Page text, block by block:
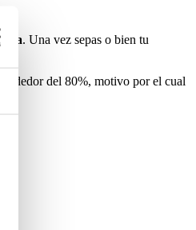
. Una vez sepas o bien tu
del 80%, motivo por el cual